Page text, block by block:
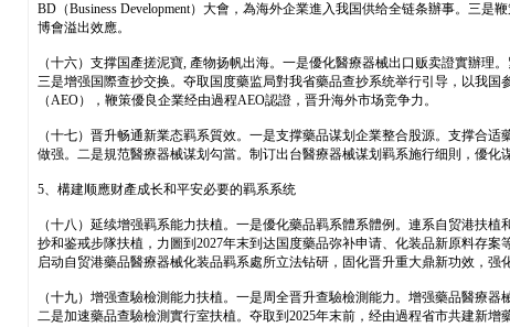
BD（Business Development）大會，為海外企業進入我国供给全链条辦事。三
博會溢出效應。
（十六）支撑国產搓泥寶, 產物扬帆出海。一是優化醫療器械出口贩卖證實辦
三是增强国際查抄交换。夺取国度藥监局對我省藥品查抄系统举行引导，以我
（AEO），鞭策優良企業经由過程AEO認證，晋升海外市场竞争力。
（十七）晋升畅通新業态羁系質效。一是支撑藥品谋划企業整合股源。支撑合
做强。二是規范醫療器械谋划勾當。制订出台醫療器械谋划羁系施行细則，優
5、構建顺應财產成长和平安必要的羁系系统
（十八）延续增强羁系能力扶植。一是優化藥品羁系體系體例。連系自贸港扶
抄和鉴戒步隊扶植，力圖到2027年末到达国度藥品弥补申请、化装品新原料存
启动自贸港藥品醫療器械化装品羁系處所立法钻研，固化晋升重大鼎新功效，强
（十九）增强查驗檢測能力扶植。一是周全晋升查驗檢測能力。增强藥品醫療
二是加速藥品查驗檢測實行室扶植。夺取到2025年末前，经由過程省市共建新